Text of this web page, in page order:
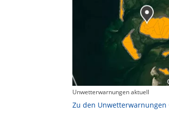
Unwetterwarnungen aktuell
Zu den Unwetterwarnungen